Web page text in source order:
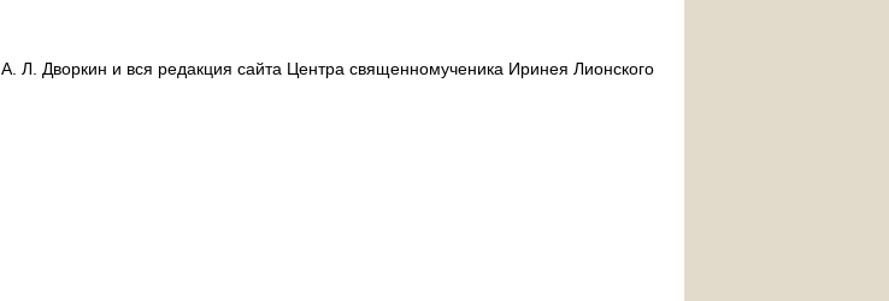
А. Л. Дворкин и вся редакция сайта Центра священномученика Иринея Лионского